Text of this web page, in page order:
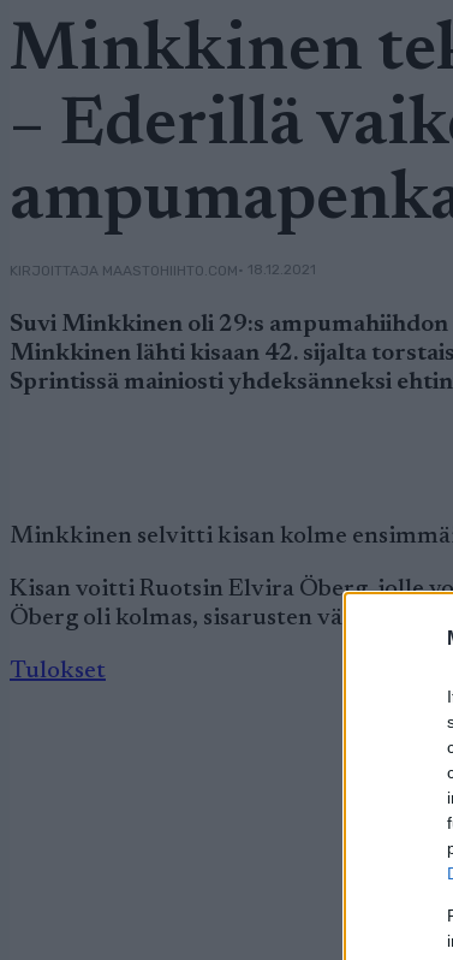
Minkkinen
– Ederillä
KIRJOITTAJA MAASTOHIIHTO.COM• 18.12.2021
Suvi Minkkinen oli 29:s ampumahiihdon
Minkkinen lähti kisaan 42. sijalta
Sprintissä mainiosti yhdeksänneksi
Minkkinen selvitti kisan kolme
Kisan voitti Ruotsin Elvira Öberg, jolle
Öberg oli kolmas, sisarusten väliin
Tulokset